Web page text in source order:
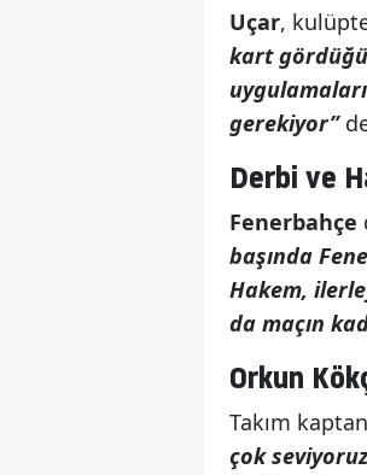
Uçar,
kart
gerekiyor”
Derbi ve
Fenerbahçe
başında
Hakem,
da maçın
Orkun
Takım
çok